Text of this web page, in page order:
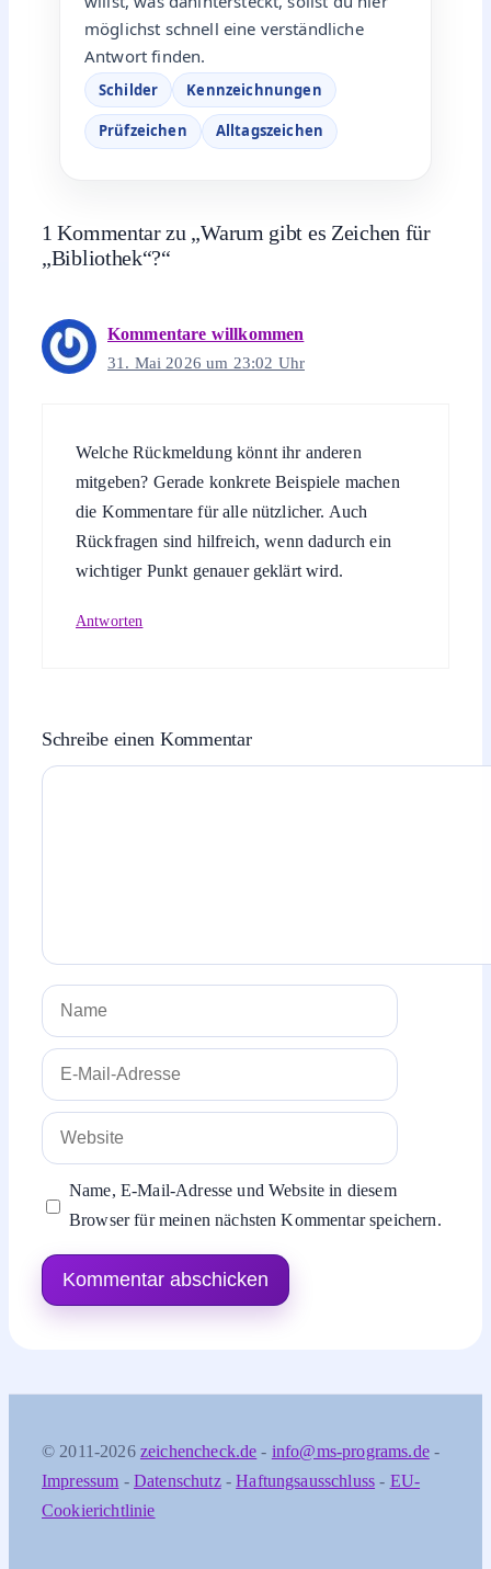
möglichst schnell eine verständliche
Antwort finden.
Schilder Kennzeichnungen
Prüfzeichen Alltagszeichen
1 Kommentar zu „Warum gibt es Zeichen für
„Bibliothek“?“
Kommentare willkommen
31. Mai 2026 um 23:02 Uhr
Welche Rückmeldung könnt ihr anderen
mitgeben? Gerade konkrete Beispiele machen
die Kommentare für alle nützlicher. Auch
Rückfragen sind hilfreich, wenn dadurch ein
wichtiger Punkt genauer geklärt wird.
Antworten
Schreibe einen Kommentar
Kommentar
Name
E-
Mail-
Adresse
Website
Name, E-Mail-Adresse und Website in diesem
Browser für meinen nächsten Kommentar speichern.
© 2011-2026 zeichencheck.de - info@ms-programs.de-
Impressum - Datenschutz-Haftungsausschluss - EU-
Cookierichtlinie